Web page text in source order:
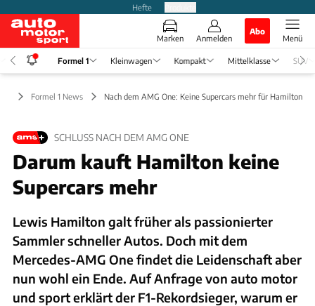
Hefte
Marken Anmelden
Abo
Menü
Formel 1 Kleinwagen Kompakt Mittelklasse SUV
Formel 1 News Nach dem AMG One: Keine Supercars mehr für Hamilton
SCHLUSS NACH DEM AMG ONE
Darum kauft Hamilton keine
Supercars mehr
Lewis Hamilton galt früher als passionierter
Sammler schneller Autos. Doch mit dem
Mercedes-AMG One findet die Leidenschaft aber
nun wohl ein Ende. Auf Anfrage von auto motor
und sport erklärt der F1-Rekordsieger, warum er